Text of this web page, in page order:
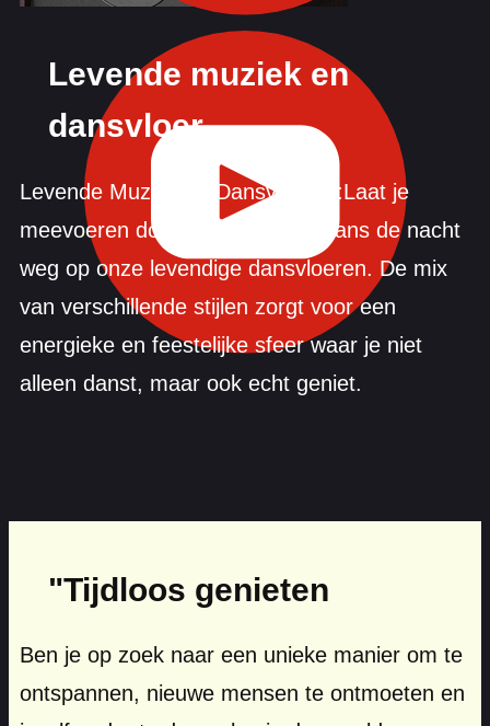
Levende muziek en
dansvloer
Levende Muziek en Dansvloeren:Laat je
meevoeren door de muziek en dans de nacht
weg op onze levendige dansvloeren. De mix
van verschillende stijlen zorgt voor een
energieke en feestelijke sfeer waar je niet
alleen danst, maar ook echt geniet.
"Tijdloos genieten
Ben je op zoek naar een unieke manier om te
ontspannen, nieuwe mensen te ontmoeten en